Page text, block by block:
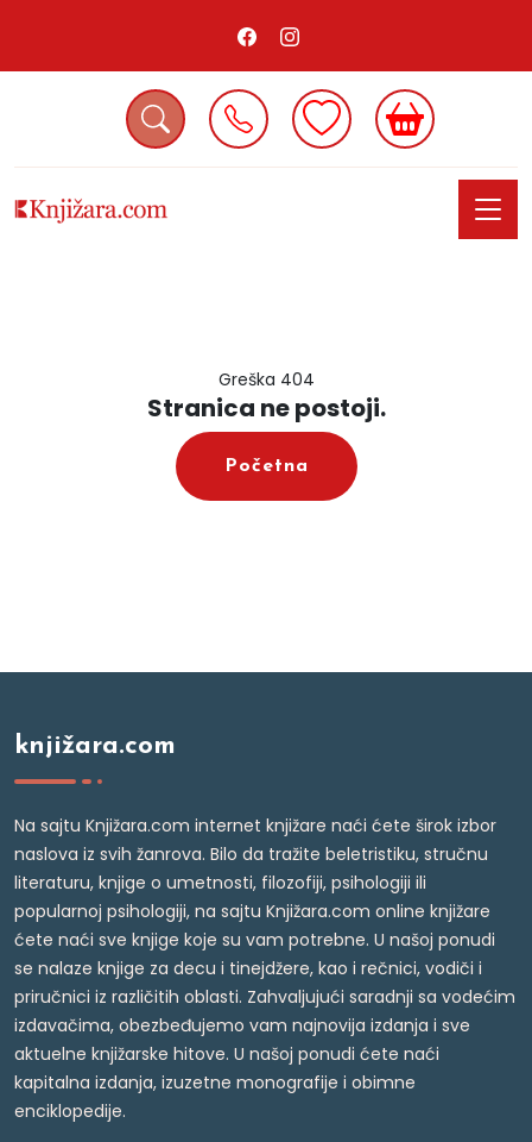
Greška 404
Stranica ne postoji.
Početna
knjižara.com
Na sajtu Knjižara.com internet knjižare naći ćete širok izbor
naslova iz svih žanrova. Bilo da tražite beletristiku, stručnu
literaturu, knjige o umetnosti, filozofiji, psihologiji ili
popularnoj psihologiji, na sajtu Knjižara.com online knjižare
ćete naći sve knjige koje su vam potrebne. U našoj ponudi
se nalaze knjige za decu i tinejdžere, kao i rečnici, vodiči i
priručnici iz različitih oblasti. Zahvaljujući saradnji sa vodećim
izdavačima, obezbeđujemo vam najnovija izdanja i sve
aktuelne knjižarske hitove. U našoj ponudi ćete naći
kapitalna izdanja, izuzetne monografije i obimne
enciklopedije.